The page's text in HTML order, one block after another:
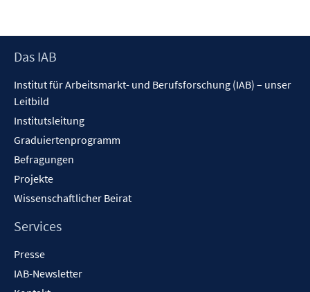
Footer
Das IAB
Institut für Arbeitsmarkt- und Berufsforschung (IAB) – unser
Leitbild
Institutsleitung
Graduiertenprogramm
Befragungen
Projekte
Wissenschaftlicher Beirat
Services
Presse
IAB-Newsletter